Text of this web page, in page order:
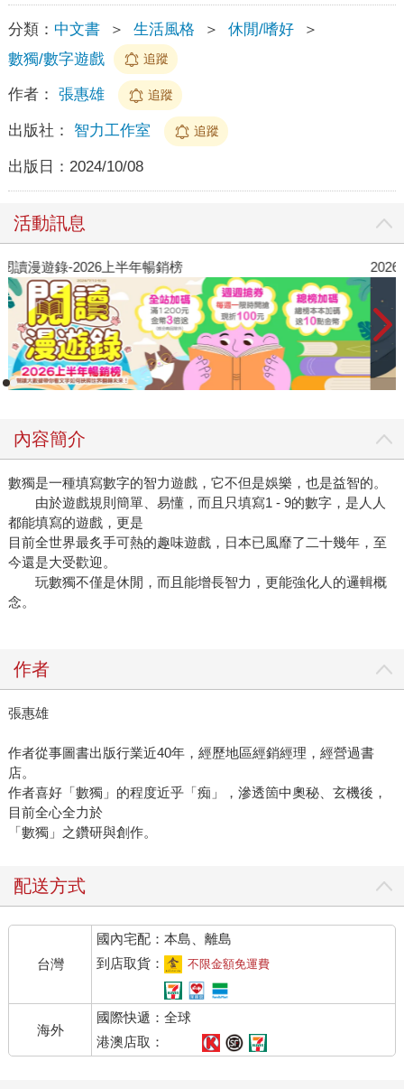
分類： 中文書 ＞ 生活風格 ＞ 休閒/嗜好
＞
數獨/數字遊戲
追蹤
作者： 張惠雄 追蹤
出版社： 智力工作室 追蹤
出版日： 2024/10/08
活動訊息
閱讀漫遊錄-2026上半年暢銷榜
內容簡介
數獨是一種填寫數字的智力遊戲，它不但是娛樂，也是益智的。
由於遊戲規則簡單、易懂，而且只填寫1 - 9的數字，是人人
都能填寫的遊戲，更是
目前全世界最炙手可熱的趣味遊戲，日本已風靡了二十幾年，至
今還是大受歡迎。
玩數獨不僅是休閒，而且能增長智力，更能強化人的邏輯概
念。
作者
張惠雄
作者從事圖書出版行業近40年，經歷地區經銷經理，經營過書
店。
作者喜好「數獨」的程度近乎「痴」，滲透箇中奧秘、玄機後，
目前全心全力於
「數獨」之鑽研與創作。
配送方式
台灣
國內宅配：本島、離島
到店取貨：
不限金額免運費
海外
國際快遞：全球
港澳店取：